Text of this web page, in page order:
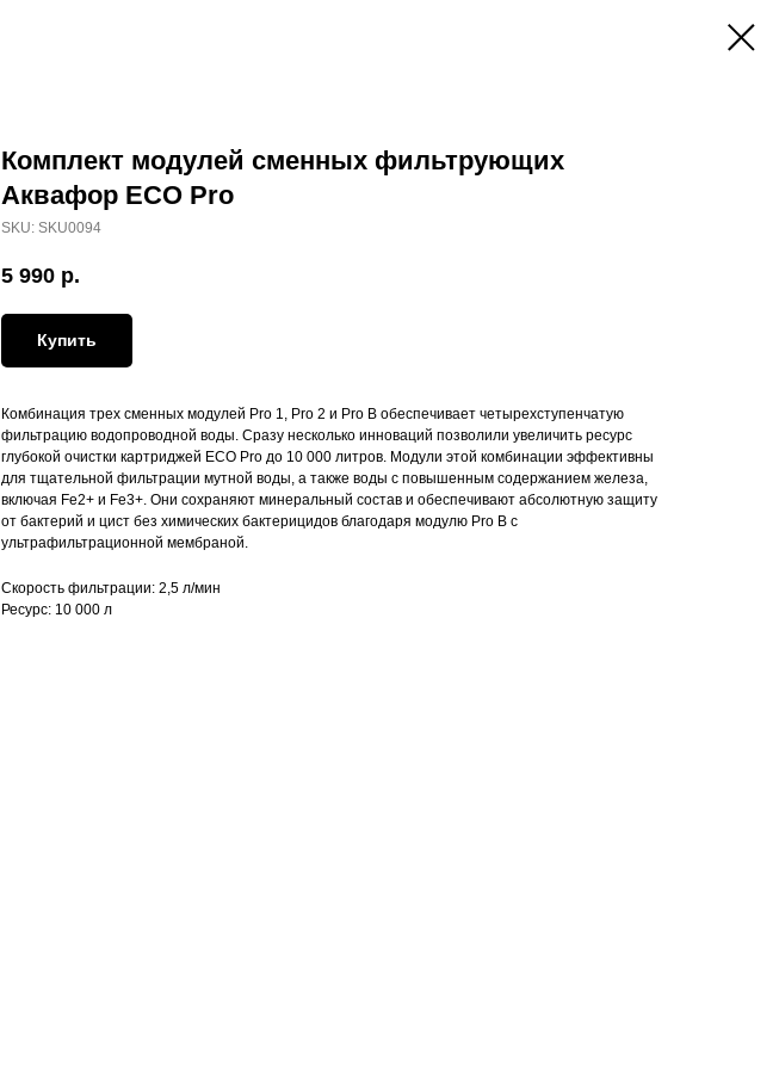
Комплект модулей сменных фильтрующих
Аквафор ECO Pro
SKU: SKU0094
5 990 р.
Купить
Комбинация трех сменных модулей Pro 1, Pro 2 и Pro B обеспечивает четырехступенчатую
фильтрацию водопроводной воды. Сразу несколько инноваций позволили увеличить ресурс
глубокой очистки картриджей ECO Pro до 10 000 литров. Модули этой комбинации эффективны
для тщательной фильтрации мутной воды, а также воды с повышенным содержанием железа,
включая Fe2+ и Fe3+. Они сохраняют минеральный состав и обеспечивают абсолютную защиту
от бактерий и цист без химических бактерицидов благодаря модулю Pro B с
ультрафильтрационной мембраной.
Скорость фильтрации: 2,5 л/мин
Ресурс: 10 000 л